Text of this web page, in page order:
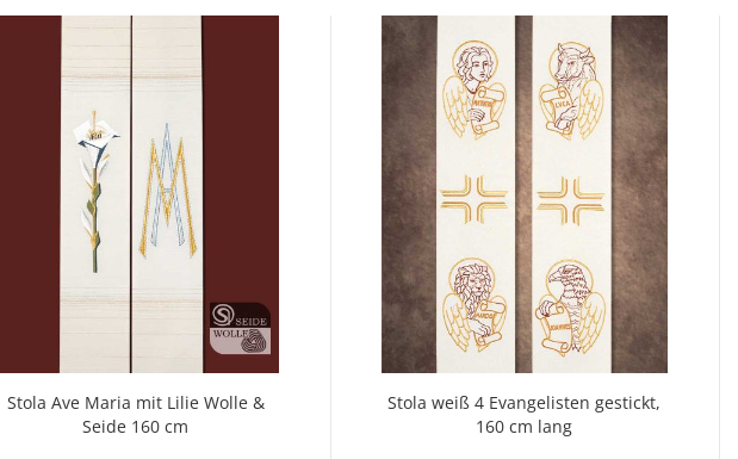
Stola Ave Maria mit Lilie Wolle &
Seide 160 cm
Stola weiß 4 Evangelisten gestickt,
160 cm lang